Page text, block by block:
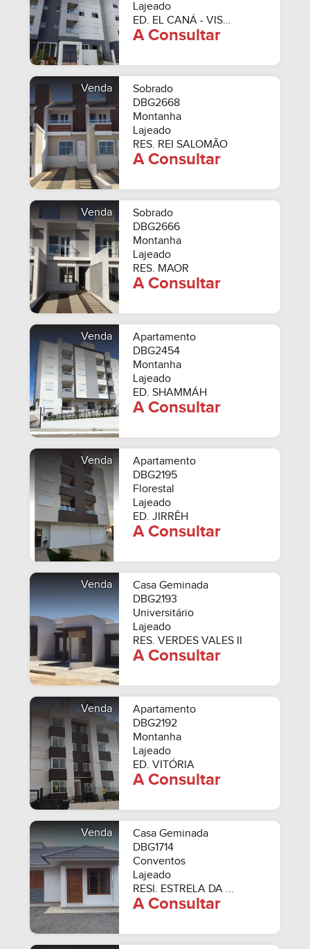
Lajeado
ED. EL CANÁ - VIS...
A Consultar
Venda
Sobrado
DBG2668
Montanha
Lajeado
RES. REI SALOMÃO
A Consultar
Venda
Sobrado
DBG2666
Montanha
Lajeado
RES. MAOR
A Consultar
Venda
Apartamento
DBG2454
Montanha
Lajeado
ED. SHAMMÁH
A Consultar
Venda
Apartamento
DBG2195
Florestal
Lajeado
ED. JIRRÊH
A Consultar
Venda
Casa Geminada
DBG2193
Universitário
Lajeado
RES. VERDES VALES II
A Consultar
Venda
Apartamento
DBG2192
Montanha
Lajeado
ED. VITÓRIA
A Consultar
Venda
Casa Geminada
DBG1714
Conventos
Lajeado
RESI. ESTRELA DA ...
A Consultar